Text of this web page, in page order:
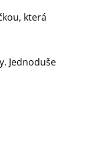
která
Jednoduše